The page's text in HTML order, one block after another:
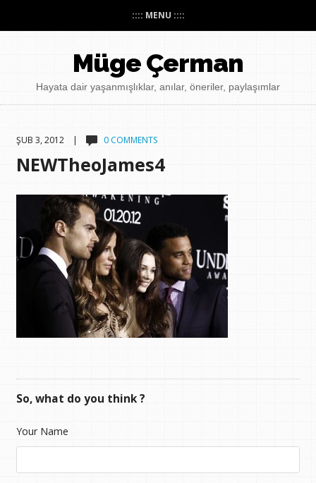
:::: MENU ::::
Müge Çerman
Hayata dair yaşanmışlıklar, anılar, öneriler, paylaşımlar
ŞUB 3, 2012 | 0 COMMENTS
NEWTheoJames4
So, what do you think ?
Your Name